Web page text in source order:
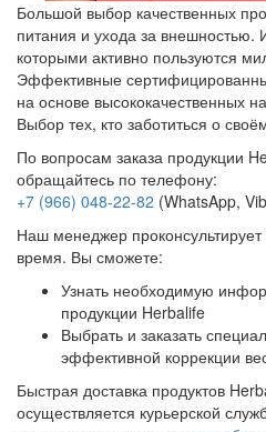
Большой выбор качественных
питания и ухода за внешностью.
которыми активно пользуются
Эффективные
на основе высококачественных
Выбор тех, кто заботиться о
По вопросам заказа продукции
обращайтесь по телефону:
+7 (966) 048-22-82 (WhatsApp,
Наш менеджер
время. Вы сможете:
Узнать необходимую
продукции Herbalife
Выбрать и заказать
эффективной коррекции
Быстрая доставка продуктов
осуществляется курьерской